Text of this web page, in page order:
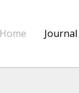
Home Journal